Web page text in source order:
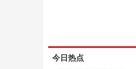
今日热点